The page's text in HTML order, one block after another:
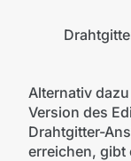
Alternativ
Version des
Drahtgitter-
erreichen, gibt